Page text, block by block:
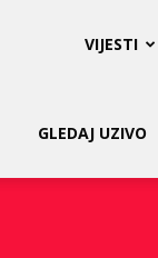
Kaj
VIJESTI
GLEDAJ UZIVO